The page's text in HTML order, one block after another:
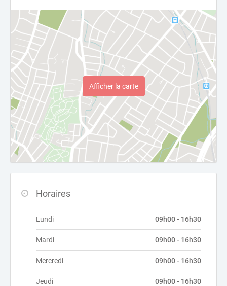
Afficher la carte
Horaires
Lundi 09h00 - 16h30
Mardi 09h00 - 16h30
Mercredi 09h00 - 16h30
Jeudi 09h00 - 16h30